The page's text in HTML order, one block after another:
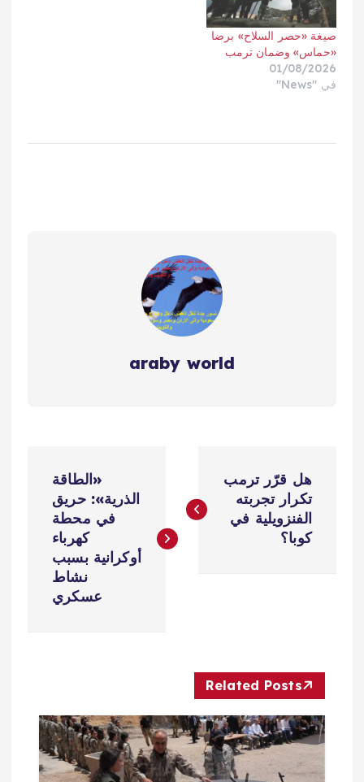
صيغة «حصر السلاح» برضا
«حماس» وضمان ترمب
01/08/2026
في "News"
araby world
ص
م
ق
هل قرّر ترمب
تكرار تجربته
الفنزويلية في
كوبا؟
«الطاقة
الذرية»: حريق
في محطة
كهرباء
أوكرانية بسبب
نشاط
عسكري
Related Posts